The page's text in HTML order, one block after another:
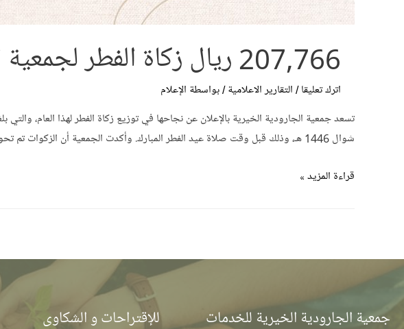
207,766 ريال زكاة الفطر لجمعية الجارودية الخيرية
اترك تعليقا / التقارير الاعلامية/ بواسطة الإعلام
شوال 1446 هـ، وذلك قبل وقت صلاة عيد الفطر المبارك. وأكدت الجمعية أن الزكوات تم تحويلها إلى حسابات المستفيدين المسجلين في سجلاتها …
207,766
قراءة المزيد »
جمعية الجارودية الخيرية للخدمات
للإقتراحات و الشكاوى